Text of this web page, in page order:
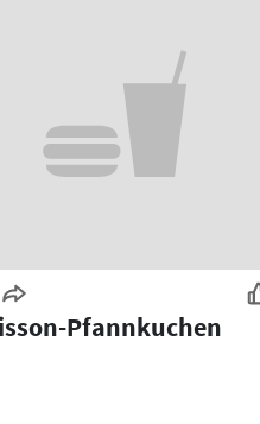
Pfannkuchen